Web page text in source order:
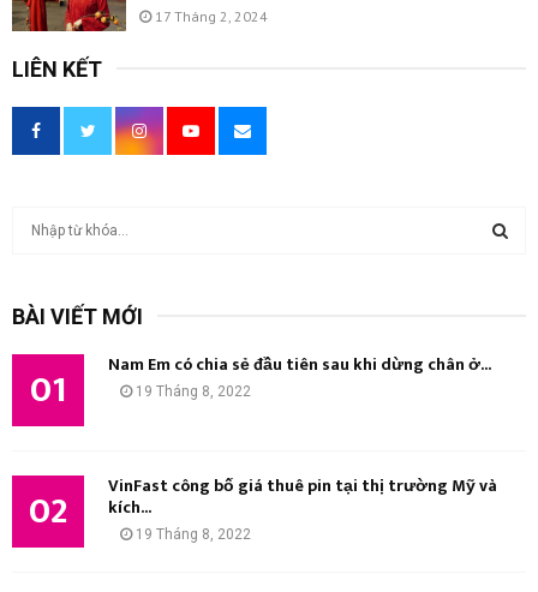
17 Tháng 2, 2024
LIÊN KẾT
iBÀI VIẾT MỚI
01 Nam Em có chia sẻ đầu tiên sau khi dừng chân ở...
19 Tháng 8, 2022
02 VinFast công bố giá thuê pin tại thị trường Mỹ và
kích...
19 Tháng 8, 2022